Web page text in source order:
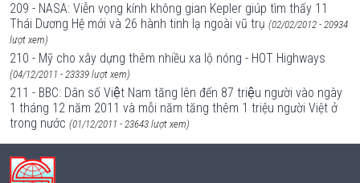
209 - NASA: Viễn vọng kính không gian Kepler giúp tìm thấy 11
Thái Dương Hệ mới và 26 hành tinh lạ ngoài vũ trụ (02/02/2012 - 20934
lượt xem)
210 - Mỹ cho xây dựng thêm nhiều xa lộ nóng - HOT Highways
(04/12/2011 - 23339 lượt xem)
211 - BBC: Dân số Việt Nam tăng lên đến 87 triệu người vào ngày
1 tháng 12 năm 2011 và mỗi năm tăng thêm 1 triệu người Việt ở
trong nước (01/12/2011 - 23643 lượt xem)